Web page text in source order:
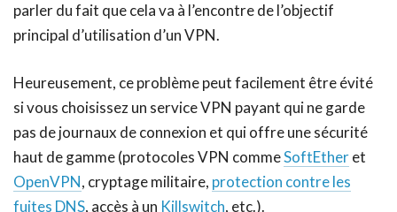
parler du fait que cela va à l’encontre de l’objectif
principal d’utilisation d’un VPN.
Heureusement, ce problème peut facilement être évité
si vous choisissez un service VPN payant qui ne garde
pas de journaux de connexion et qui offre une sécurité
haut de gamme (protocoles VPN commeSoftEtheret
OpenVPN, cryptage militaire, protection contre les
fuites DNS, accès à un Killswitch, etc.).